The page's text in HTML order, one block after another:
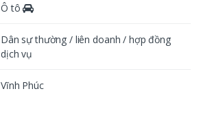
Ô tô
Dân sự thường / liên doanh / hợp đồng
dịch vụ
Vĩnh Phúc